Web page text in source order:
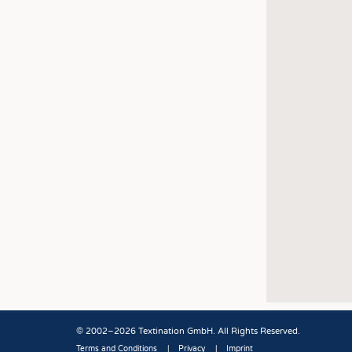
© 2002–2026 Textination GmbH. All Rights Reserved.
Terms and Conditions Privacy Imprint